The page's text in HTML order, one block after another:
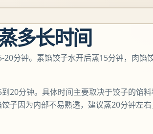
多长时间
20分钟。素馅饺子水开后蒸15分钟，肉馅
20分钟。具体时间主要取决于饺子的馅
子因为内部不易熟透，建议蒸20分钟左右